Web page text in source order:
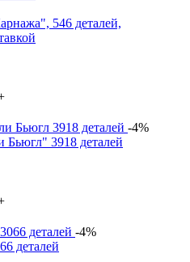
546 деталей,
-4%
Бьюгл" 3918 деталей
-4%
деталей